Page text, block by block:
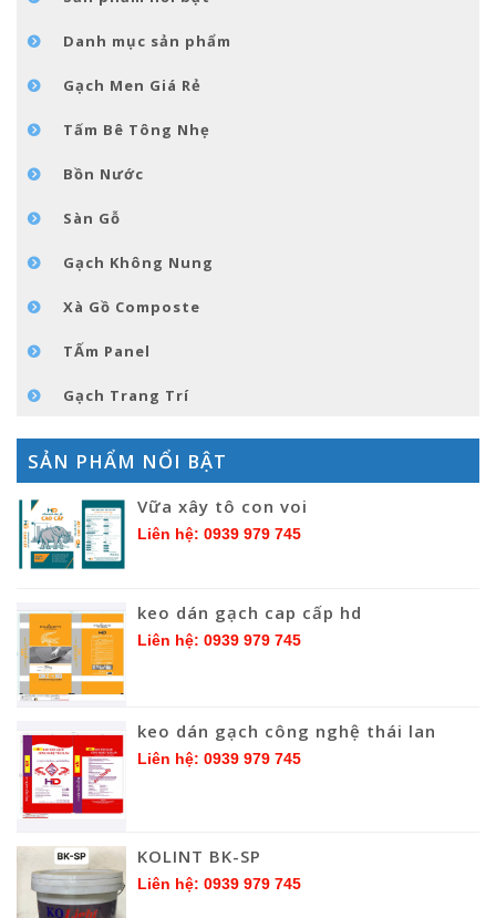
LIÊN HỆDanh mục sản phẩm
Gạch Men Giá Rẻ
Tấm Bê Tông Nhẹ
Bồn Nước
Sàn Gỗ
Gạch Không Nung
Xà Gồ Composte
TẤm Panel
Gạch Trang Trí
SẢN PHẨM NỔI BẬT
Vữa xây tô con voi
Liên hệ: 0939 979 745
keo dán gạch cap cấp hd
Liên hệ: 0939 979 745
keo dán gạch công nghệ thái lan
Liên hệ: 0939 979 745
KOLINT BK-SP
Liên hệ: 0939 979 745